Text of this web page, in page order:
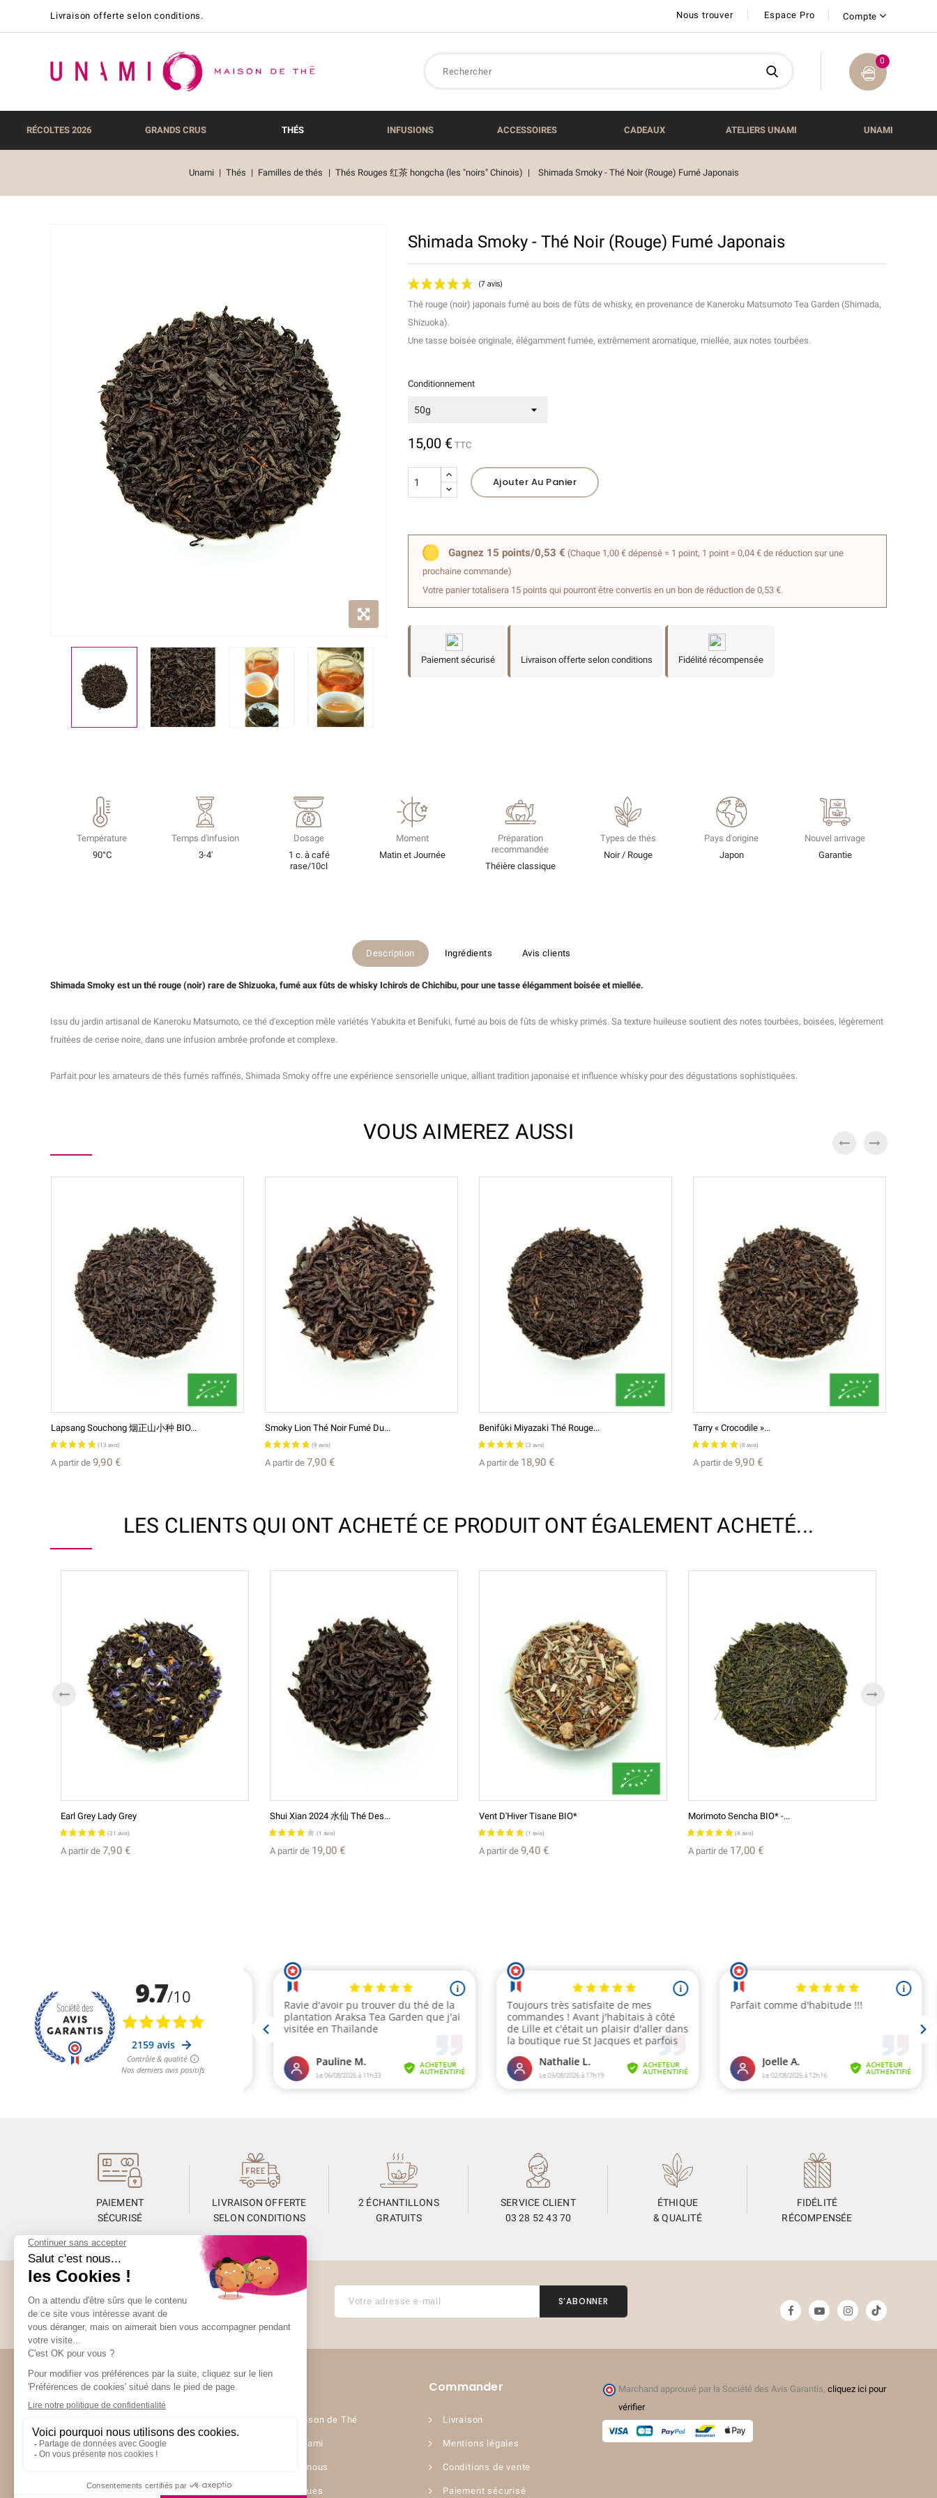
Livraison offerte selon conditions. Nous trouver Espace Pro Compte
0
RÉCOLTES 2026 GRANDS CRUS THÉS INFUSIONS ACCESSOIRES CADEAUX ATELIERS UNAMI UNAMI
Unami Thés Familles de thés Thés Rouges 红茶 hongcha (les "noirs" Chinois) Shimada Smoky - Thé Noir (Rouge) Fumé Japonais
Shimada Smoky - Thé Noir (Rouge) Fumé Japonais
Thé rouge (noir) japonais fumé au bois de fûts de whisky, en provenance de Kaneroku Matsumoto Tea Garden (Shimada,
Shizuoka).
Une tasse boisée originale, élégamment fumée, extrêmement aromatique, miellée, aux notes tourbées.
Conditionnement
15,00 € TTC
Ajouter Au Panier
Gagnez 15 points/0,53 € (Chaque 1,00 € dépensé = 1 point, 1 point = 0,04 € de réduction sur une
prochaine commande)
Votre panier totalisera 15 points qui pourront être convertis en un bon de réduction de 0,53 €.
Paiement sécurisé Livraison offerte selon conditions Fidélité récompensée
Température
90°C
Temps d'infusion
3-4'
Dosage
1 c. à café
rase/10cl
Moment
Matin et Journée
Préparation
recommandée
Théière classique
Types de thés
Noir / Rouge
Pays d'origine
Japon
Nouvel arrivage
Garantie
Description Ingrédients Avis clients
Shimada Smoky est un thé rouge (noir) rare de Shizuoka, fumé aux fûts de whisky Ichiro's de Chichibu, pour une tasse élégamment boisée et miellée.
Issu du jardin artisanal de Kaneroku Matsumoto, ce thé d'exception mêle variétés Yabukita et Benifuki, fumé au bois de fûts de whisky primés. Sa texture huileuse soutient des notes tourbées, boisées, légèrement
fruitées de cerise noire, dans une infusion ambrée profonde et complexe.
Parfait pour les amateurs de thés fumés raffinés, Shimada Smoky offre une expérience sensorielle unique, alliant tradition japonaise et influence whisky pour des dégustations sophistiquées.
VOUS AIMEREZ AUSSI
Lapsang Souchong 烟正山小种 BIO...
(13 avis)
A partir de 9,90 €
Smoky Lion Thé Noir Fumé Du...
A partir de 7,90 €
Benifûki Miyazaki Thé Rouge...
A partir de 18,90 €
Tarry « Crocodile »...
A partir de 9,90 €
LES CLIENTS QUI ONT ACHETÉ CE PRODUIT ONT ÉGALEMENT ACHETÉ...
Earl Grey Lady Grey
A partir de 7,90 €
Shui Xian 2024 水仙 Thé Des...
A partir de 19,00 €
Vent D'Hiver Tisane BIO*
A partir de 9,40 €
Morimoto Sencha BIO* -...
A partir de 17,00 €
PAIEMENT
SÉCURISÉ
LIVRAISON OFFERTE
SELON CONDITIONS
2 ÉCHANTILLONS
GRATUITS
SERVICE CLIENT
03 28 52 43 70
ÉTHIQUE
& QUALITÉ
FIDÉLITÉ
RÉCOMPENSÉE
Abonnez-vous à la Newsletter
Restez informés de toute l’actualité Unami
UNAMI Maison de Thé
Ateliers Unami
Contactez-nous
Nos boutiques
Commander
Livraison
Mentions légales
Conditions de vente
Paiement sécurisé
Marchand approuvé par la Société des Avis Garantis, cliquez ici pour
vérifier.